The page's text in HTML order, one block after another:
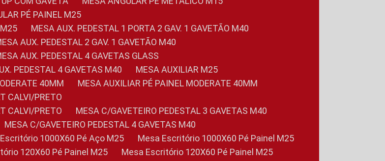
PÉ PAINEL M25
M25
MESA AUX. PEDESTAL 1 PORTA 2 GAV. 1 GAVETÃO M40
MESA AUX. PEDESTAL 2 GAV. 1 GAVETÃO M40
MESA AUX. PEDESTAL 4 GAVETAS GLASS
PEDESTAL 4 GAVETAS M40
MESA AUXILIAR M25
40MM
MESA AUXILIAR PÉ PAINEL MODERATE 40MM
CALVI/PRETO
CALVI/PRETO
MESA C/GAVETEIRO PEDESTAL 3 GAVETAS M40
MESA C/GAVETEIRO PEDESTAL 4 GAVETAS M40
Escritório 1000X60 Pé Aço M25
Mesa Escritório 1000X60 Pé Painel M25
120X60 Pé Painel M25
Mesa Escritório 120X60 Pé Painel M25